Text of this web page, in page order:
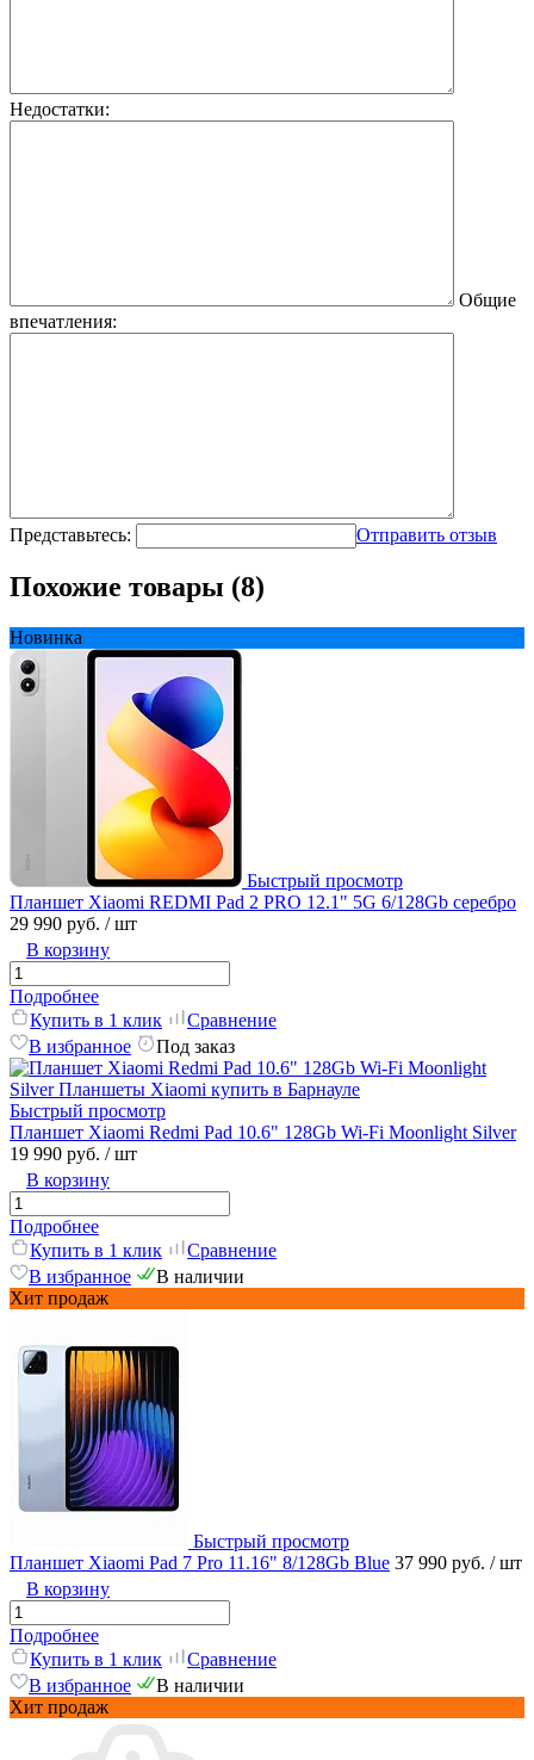
Недостатки:
Общие
впечатления:
Представьтесь: Отправить отзыв
Похожие товары (8)
Новинка
Быстрый просмотр
Планшет Xiaomi REDMI Pad 2 PRO 12.1" 5G 6/128Gb серебро
29 990 руб. / шт
В корзину
Подробнее
Купить в 1 клик
Сравнение
В избранное
Под заказ
Быстрый просмотр
Планшет Xiaomi Redmi Pad 10.6" 128Gb Wi-Fi Moonlight Silver
19 990 руб. / шт
В корзину
Подробнее
Купить в 1 клик
Сравнение
В избранное
В наличии
Хит продаж
Быстрый просмотр
Планшет Xiaomi Pad 7 Pro 11.16" 8/128Gb Blue 37 990 руб. / шт
В корзину
Подробнее
Купить в 1 клик
Сравнение
В избранное
В наличии
Хит продаж